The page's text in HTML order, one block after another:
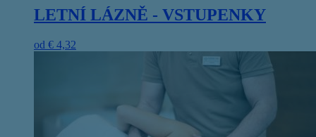
LETNÍ LÁZNĚ - VSTUPENKY
od € 4,32